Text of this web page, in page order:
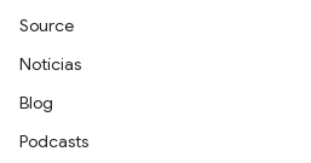
Source
Notícias
Blog
Podcasts